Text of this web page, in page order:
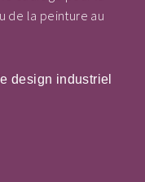
de la peinture au
design industriel